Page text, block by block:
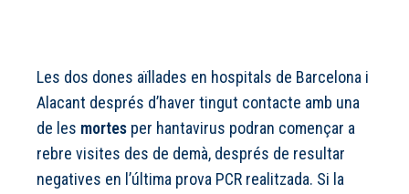
Les dos dones aïllades en hospitals de Barcelona i
Alacant després d’haver tingut contacte amb una
de les mortes per hantavirus podran començar a
rebre visites des de demà, després de resultar
negatives en l’última prova PCR realitzada. Si la